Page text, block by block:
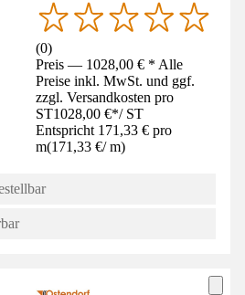
(0)
Preis — 1028,00 € * Alle
Preise inkl. MwSt. und ggf.
zzgl. Versandkosten pro
ST1028,00 €*/ ST
Entspricht 171,33 € pro
m(171,33 €/ m)